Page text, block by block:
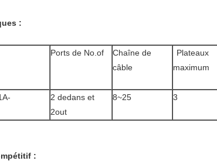
:
Ports de No.of
Chaîne de
câble
Plateaux
maximum
2 dedans et
2out
8~25 3
: